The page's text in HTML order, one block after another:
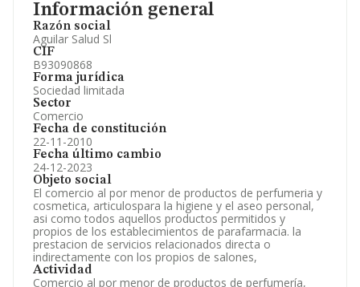
Información general
Razón social
Aguilar Salud Sl
CIF
B93090868
Forma jurídica
Sociedad limitada
Sector
Comercio
Fecha de constitución
22-11-2010
Fecha último cambio
24-12-2023
Objeto social
El comercio al por menor de productos de perfumeria y
cosmetica, articulospara la higiene y el aseo personal,
asi como todos aquellos productos permitidos y
propios de los establecimientos de parafarmacia. la
prestacion de servicios relacionados directa o
indirectamente con los propios de salones,
Actividad
Comercio al por menor de productos de perfumería,